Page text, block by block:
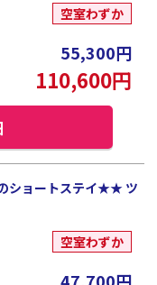
空室わずか
55,300円
110,600円
ショートステイ★★ ツ
空室わずか
47,700円